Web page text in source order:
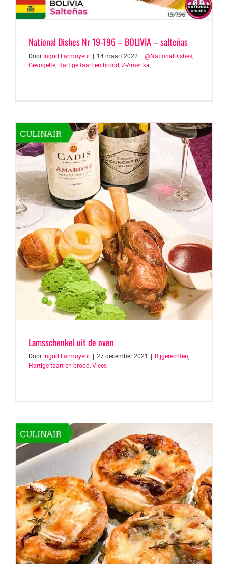
National Dishes Nr 19-196 – BOLIVIA – salteñas
Door Ingrid Larmoyeur 14 maart 2022 @NationalDishes,
Gevogelte, Hartige taart en brood, Z-Amerika
Lamsschenkel uit de oven
Door Ingrid Larmoyeur 27 december 2021 Bijgerechten,
Hartige taart en brood, Vlees